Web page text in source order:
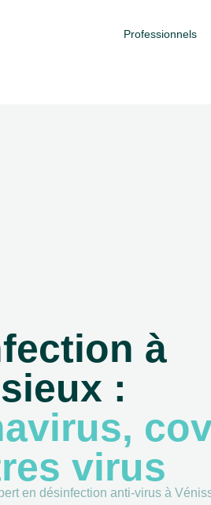
Professionnels
à
:
virus
en désinfection anti-virus à